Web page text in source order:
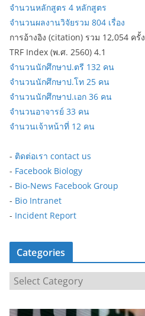
จำนวนหลักสูตร 4 หลักสูตร
จำนวนผลงานวิจัยรวม 804 เรื่อง
การอ้างอิง (citation) รวม 12,054 ครั้ง
TRF Index (พ.ศ. 2560) 4.1
จำนวนนักศึกษาป.ตรี 132 คน
จำนวนนักศึกษาป.โท 25 คน
จำนวนนักศึกษาป.เอก 36 คน
จำนวนอาจารย์ 33 คน
จำนวนเจ้าหน้าที่ 12 คน
- ติดต่อเรา contact us
- Facebook Biology
- Bio-News Facebook Group
- Bio Intranet
- Incident Report
Categories
t